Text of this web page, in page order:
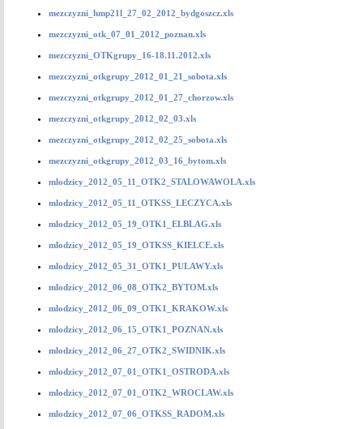
mezczyzni_hmp21l_27_02_2012_bydgoszcz.xls
mezczyzni_otk_07_01_2012_poznan.xls
mezczyzni_OTKgrupy_16-18.11.2012.xls
mezczyzni_otkgrupy_2012_01_21_sobota.xls
mezczyzni_otkgrupy_2012_01_27_chorzow.xls
mezczyzni_otkgrupy_2012_02_03.xls
mezczyzni_otkgrupy_2012_02_25_sobota.xls
mezczyzni_otkgrupy_2012_03_16_bytom.xls
mlodzicy_2012_05_11_OTK2_STALOWAWOLA.xls
mlodzicy_2012_05_11_OTKSS_LECZYCA.xls
mlodzicy_2012_05_19_OTK1_ELBLAG.xls
mlodzicy_2012_05_19_OTKSS_KIELCE.xls
mlodzicy_2012_05_31_OTK1_PULAWY.xls
mlodzicy_2012_06_08_OTK2_BYTOM.xls
mlodzicy_2012_06_09_OTK1_KRAKOW.xls
mlodzicy_2012_06_15_OTK1_POZNAN.xls
mlodzicy_2012_06_27_OTK2_SWIDNIK.xls
mlodzicy_2012_07_01_OTK1_OSTRODA.xls
mlodzicy_2012_07_01_OTK2_WROCLAW.xls
mlodzicy_2012_07_06_OTKSS_RADOM.xls